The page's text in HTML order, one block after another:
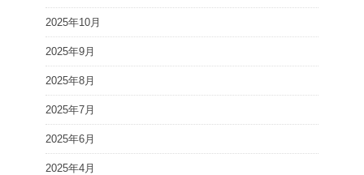
2025年10月
2025年9月
2025年8月
2025年7月
2025年6月
2025年4月